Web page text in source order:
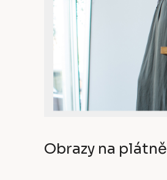
Obrazy na plátně